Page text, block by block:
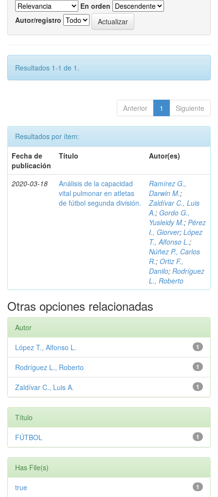
En orden
Autor/registro
Resultados 1-1 de 1.
Anterior 1 Siguiente
Resultados por ítem:
Fecha de
publicación
Título Autor(es)
2020-03-18
Análisis de la capacidad
vital pulmonar en atletas
de fútbol segunda división.
Ramírez G.,
Darwin M.;
Zaldívar C., Luis
A.; Gordo G.,
Yusleidy M.; Pérez
I., Giorver; López
T., Alfonso L.;
Núñez P., Carlos
R.; Ortiz F.,
Danilo; Rodríguez
L., Roberto
Otras opciones relacionadas
Autor
1
López T., Alfonso L.
1
Rodríguez L., Roberto
1
Zaldívar C., Luis A.
Título
1
FÚTBOL
Has File(s)
1
true